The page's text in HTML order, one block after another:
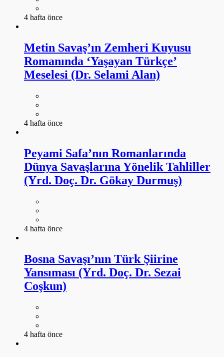
4 hafta önce
Metin Savaş’ın Zemheri Kuyusu
Romanında ‘Yaşayan Türkçe’
Meselesi (Dr. Selami Alan)
4 hafta önce
Peyami Safa’nın Romanlarında
Dünya Savaşlarına Yönelik Tahliller
(Yrd. Doç. Dr. Gökay Durmuş)
4 hafta önce
Bosna Savaşı’nın Türk Şiirine
Yansıması (Yrd. Doç. Dr. Sezai
Coşkun)
4 hafta önce